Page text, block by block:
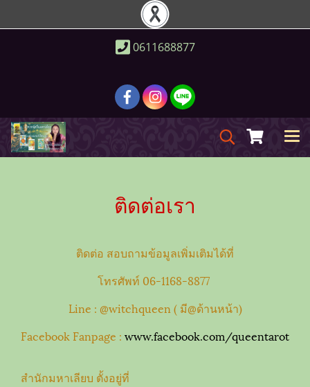
0611688877
ติดต่อเรา
ติดต่อ สอบถามข้อมูลเพิ่มเติมได้ที่
โทรศัพท์ 06-1168-8877
Line : @witchqueen ( มี@ด้านหน้า)
Facebook Fanpage : www.facebook.com/queentarot
สำนักมหาเลียบ ตั้งอยู่ที่